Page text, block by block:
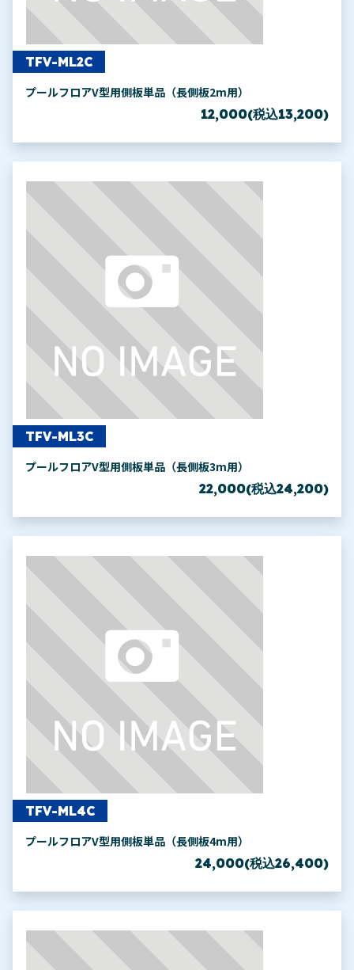
TFV-ML2C
プールフロアV型用側板単品（長側板2m用）
12,000(税込13,200)
TFV-ML3C
プールフロアV型用側板単品（長側板3m用）
22,000(税込24,200)
TFV-ML4C
プールフロアV型用側板単品（長側板4m用）
24,000(税込26,400)